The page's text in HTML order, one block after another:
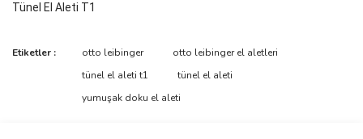
Tünel El Aleti T1
Bu ürüne ilk yorumu siz yapın!
Bu ürünün fiyat bilgisi, resim, ürün açıklamalarında ve diğer
tarafımıza iletebilirsiniz.
Görüş ve önerileriniz için teşekkür ederiz.
Etiketler : otto leibinger
otto leibinger el aletleri
tünel el aleti t1
tünel el aleti
yumuşak doku el aleti